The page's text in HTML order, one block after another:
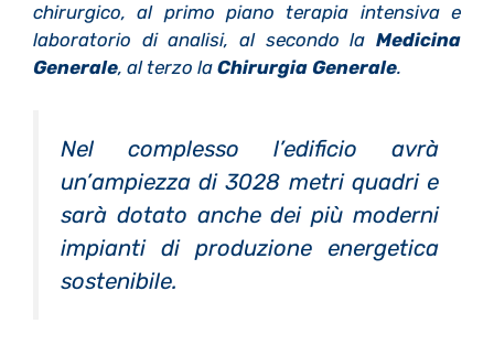
chirurgico, al primo piano terapia intensiva e
laboratorio di analisi, al secondo la Medicina
Generale, al terzo la Chirurgia Generale.
Nel complesso l’edificio avrà
un’ampiezza di 3028 metri quadri e
sarà dotato anche dei più moderni
impianti di produzione energetica
sostenibile.